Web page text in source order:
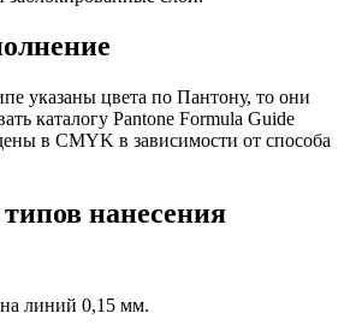
указаны цвета по Пантону, то они
каталогу Pantone Formula Guide
в CMYK в зависимости от способа
нанесения
линий 0,15 мм.